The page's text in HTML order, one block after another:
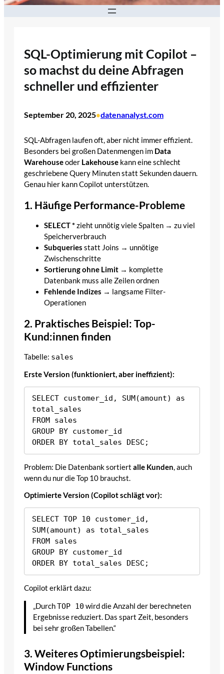
SQL-Optimierung mit Copilot –
so machst du deine Abfragen
schneller und effizienter
September 20, 2025•datenanalyst.com
SQL-Abfragen laufen oft, aber nicht immer effizient.
Besonders bei großen Datenmengen im Data
Warehouseoder Lakehouse kann eine schlecht
geschriebene Query Minuten statt Sekunden dauern.
Genau hier kann Copilot unterstützen.
1. Häufige Performance-Probleme
SELECT *zieht unnötig viele Spalten → zu viel
Speicherverbrauch
Subqueries statt Joins → unnötige
Zwischenschritte
Sortierung ohne Limit → komplette
Datenbank muss alle Zeilen ordnen
Fehlende Indizes → langsame Filter-
Operationen
2. Praktisches Beispiel: Top-
Kund:innen finden
Tabelle: sales
Erste Version (funktioniert, aber ineffizient):
SELECT customer_id, SUM(amount) as
total_sales
FROM sales
GROUP BY customer_id
Problem: Die Datenbank sortiert alle Kunden, auch
wenn du nur die Top 10 brauchst.
Optimierte Version (Copilot schlägt vor):
SELECT TOP 10 customer_id,
SUM(amount) as total_sales
FROM sales
GROUP BY customer_id
Copilot erklärt dazu:
„DurchTOP 10 wird die Anzahl der berechneten
Ergebnisse reduziert. Das spart Zeit, besonders
bei sehr großen Tabellen.“
3. Weiteres Optimierungsbeispiel:
Window Functions